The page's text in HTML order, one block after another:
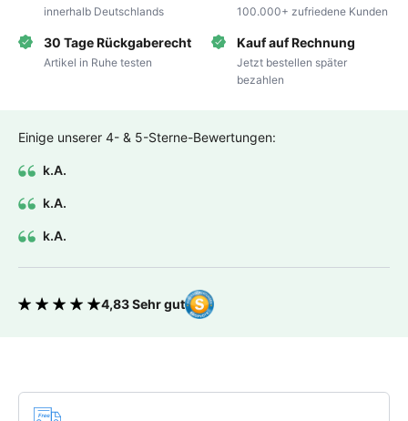
innerhalb Deutschlands 100.000+ zufriedene Kunden
30 Tage Rückgaberecht
Artikel in Ruhe testen
Kauf auf Rechnung
Jetzt bestellen später
bezahlen
Einige unserer 4- & 5-Sterne-Bewertungen:
k.A.
k.A.
k.A.
Bewertung 4.83 von 5 Sternen
4,83 Sehr gut
Deine Vorteile